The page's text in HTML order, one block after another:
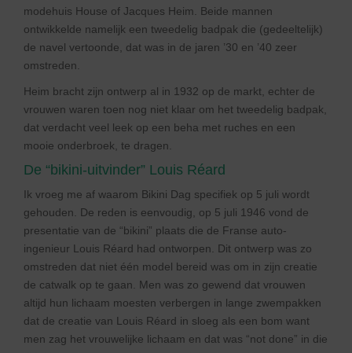
modehuis House of Jacques Heim. Beide mannen
ontwikkelde namelijk een tweedelig badpak die (gedeeltelijk)
de navel vertoonde, dat was in de jaren ’30 en ’40 zeer
omstreden.
Heim bracht zijn ontwerp al in 1932 op de markt, echter de
vrouwen waren toen nog niet klaar om het tweedelig badpak,
dat verdacht veel leek op een beha met ruches en een
mooie onderbroek, te dragen.
De “bikini-uitvinder” Louis Réard
Ik vroeg me af waarom Bikini Dag specifiek op 5 juli wordt
gehouden. De reden is eenvoudig, op 5 juli 1946 vond de
presentatie van de “bikini” plaats die de Franse auto-
ingenieur Louis Réard had ontworpen. Dit ontwerp was zo
omstreden dat niet één model bereid was om in zijn creatie
de catwalk op te gaan. Men was zo gewend dat vrouwen
altijd hun lichaam moesten verbergen in lange zwempakken
dat de creatie van Louis Réard in sloeg als een bom want
men zag het vrouwelijke lichaam en dat was “not done” in die